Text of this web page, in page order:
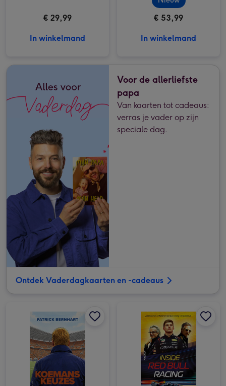
€ 29,99
In winkelmand
€ 53,99
In winkelmand
Voor de allerliefste
papa
Van kaarten tot cadeaus:
verras je vader op zijn
speciale dag.
Ontdek Vaderdagkaarten en -cadeaus